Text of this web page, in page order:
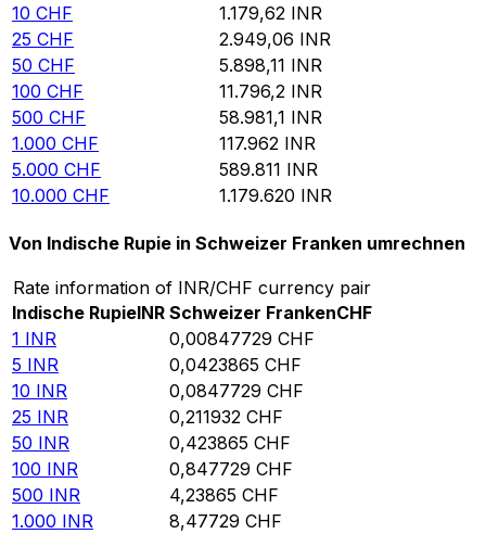
10 CHF 1.179,62 INR
25 CHF 2.949,06 INR
50 CHF 5.898,11 INR
100 CHF 11.796,2 INR
500 CHF 58.981,1 INR
1.000 CHF 117.962 INR
5.000 CHF 589.811 INR
10.000 CHF 1.179.620 INR
Von Indische Rupie in Schweizer Franken umrechnen
Rate information of INR/CHF currency pair
Indische RupieINR Schweizer FrankenCHF
1 INR 0,00847729 CHF
5 INR 0,0423865 CHF
10 INR 0,0847729 CHF
25 INR 0,211932 CHF
50 INR 0,423865 CHF
100 INR 0,847729 CHF
500 INR 4,23865 CHF
1.000 INR 8,47729 CHF